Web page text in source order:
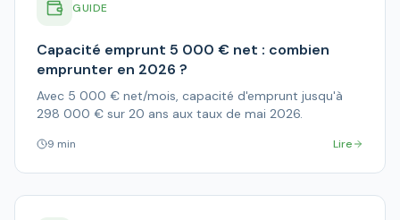
GUIDE
Capacité emprunt 5 000 € net : combien
emprunter en 2026 ?
Avec 5 000 € net/mois, capacité d'emprunt jusqu'à
298 000 € sur 20 ans aux taux de mai 2026.
9 min Lire